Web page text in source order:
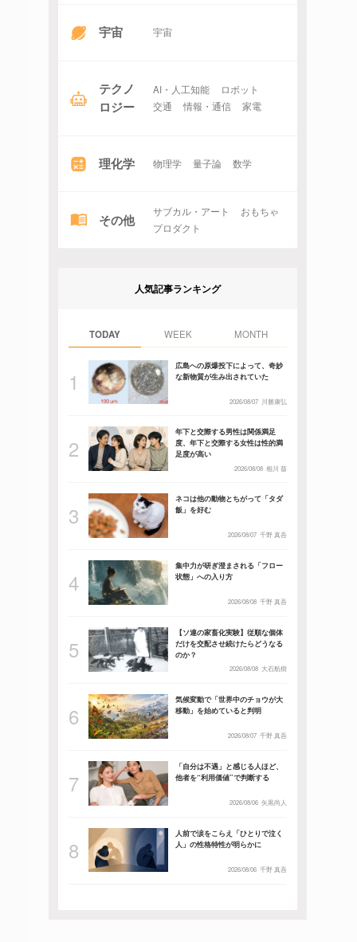
宇宙 宇宙
テクノ
ロジー
AI・人工知能
ロボット
交通
情報・通信 家電
理化学 物理学 量子論 数学
その他 サブカル・アート
おもちゃ
プロダクト
人気記事ランキング
TODAY WEEK MONTH
広島への原爆投下によって、奇妙
な新物質が生み出されていた
2026/08/07 川勝康弘
年下と交際する男性は関係満足
度、年下と交際する女性は性的満
足度が高い
2026/08/08 相川 葵
ネコは他の動物とちがって「タダ
飯」を好む
2026/08/07 千野 真吾
集中力が研ぎ澄まされる「フロー
状態」への入り方
2026/08/08 千野 真吾
【ソ連の家畜化実験】従順な個体
だけを交配させ続けたらどうなる
のか？
2026/08/08 大石航樹
気候変動で「世界中のチョウが大
移動」を始めていると判明
2026/08/07 千野 真吾
「自分は不遇」と感じる人ほど、
他者を“利用価値”で判断する
2026/08/06 矢黒尚人
人前で涙をこらえ「ひとりで泣く
人」の性格特性が明らかに
2026/08/06 千野 真吾